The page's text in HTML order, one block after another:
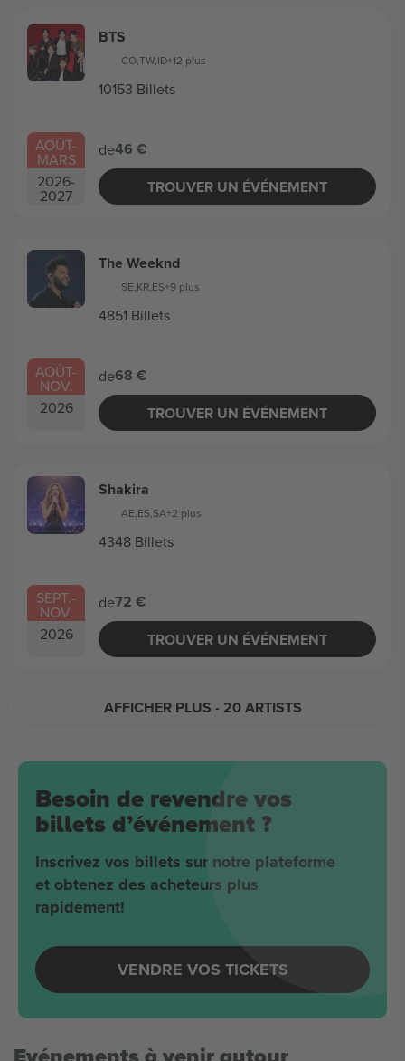
AOÛT-
MARS
2026-
2027
BTS
CO,TW,ID+12 plus
10153 Billets
de46 €
TROUVER UN ÉVÉNEMENT
AOÛT-
NOV.
2026
The Weeknd
SE,KR,ES+9 plus
4851 Billets
de68 €
TROUVER UN ÉVÉNEMENT
SEPT.-
NOV.
2026
Shakira
AE,ES,SA+2 plus
4348 Billets
de72 €
TROUVER UN ÉVÉNEMENT
AFFICHER PLUS - 20 ARTISTS
Besoin de revendre vos
billets d’événement ?
Inscrivez vos billets sur notre plateforme
et obtenez des acheteurs plus
rapidement!
VENDRE VOS TICKETS